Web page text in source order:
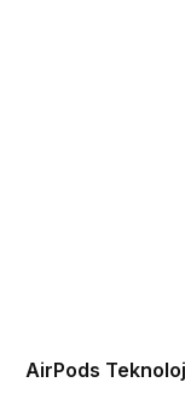
AirPods